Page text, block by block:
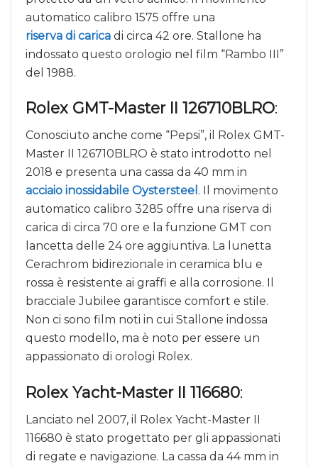
automatico calibro 1575 offre una
riserva di carica di circa 42 ore. Stallone ha
indossato questo orologio nel film “Rambo III”
del 1988.
Rolex GMT-Master II 126710BLRO:
Conosciuto anche come “Pepsi”, il Rolex GMT-
Master II 126710BLRO è stato introdotto nel
2018 e presenta una cassa da 40 mm in
acciaio inossidabile Oystersteel . Il movimento
automatico calibro 3285 offre una riserva di
carica di circa 70 ore e la funzione GMT con
lancetta delle 24 ore aggiuntiva. La lunetta
Cerachrom bidirezionale in ceramica blu e
rossa è resistente ai graffi e alla corrosione. Il
bracciale Jubilee garantisce comfort e stile.
Non ci sono film noti in cui Stallone indossa
questo modello, ma è noto per essere un
appassionato di orologi Rolex.
Rolex Yacht-Master II 116680:
Lanciato nel 2007, il Rolex Yacht-Master II
116680 è stato progettato per gli appassionati
di regate e navigazione. La cassa da 44 mm in